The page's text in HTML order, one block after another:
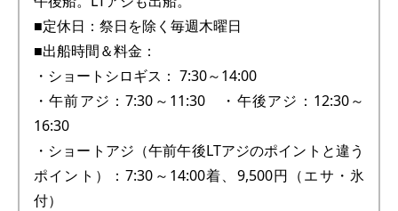
■定休日：祭日を除く毎週木曜日
■出船時間＆料金：
・ショートシロギス： 7:30～14:00
・午前アジ：7:30～11:30 ・午後アジ：12:30～
16:30
・ショートアジ（午前午後LTアジのポイントと違う
ポイント）：7:30～14:00着、9,500円（エサ・氷
付）